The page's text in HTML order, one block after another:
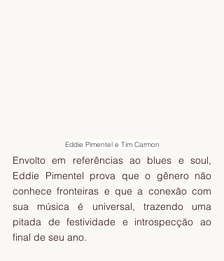
Eddie Pimentel e Tim Carmon
Envolto em referências ao blues e soul,
Eddie Pimentel prova que o gênero não
conhece fronteiras e que a conexão com
sua música é universal, trazendo uma
pitada de festividade e introspecção ao
final de seu ano.